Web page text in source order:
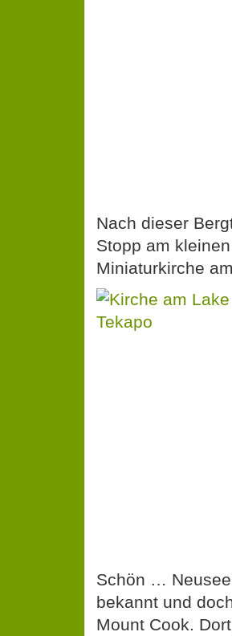
Nach dieser
Stopp am
Miniaturkirche
Schön …
bekannt und
Mount Cook.